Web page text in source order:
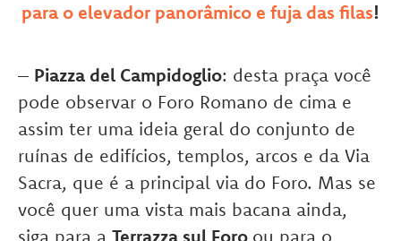
para o elevador panorâmico e fuja das filas!
– Piazza del Campidoglio: desta praça você
pode observar o Foro Romano de cima e
assim ter uma ideia geral do conjunto de
ruínas de edifícios, templos, arcos e da Via
Sacra, que é a principal via do Foro. Mas se
você quer uma vista mais bacana ainda,
siga para a Terrazza sul Foro ou para o